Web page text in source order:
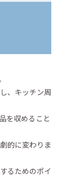
、キッチン周
を収めること
的に変わりま
るためのポイ